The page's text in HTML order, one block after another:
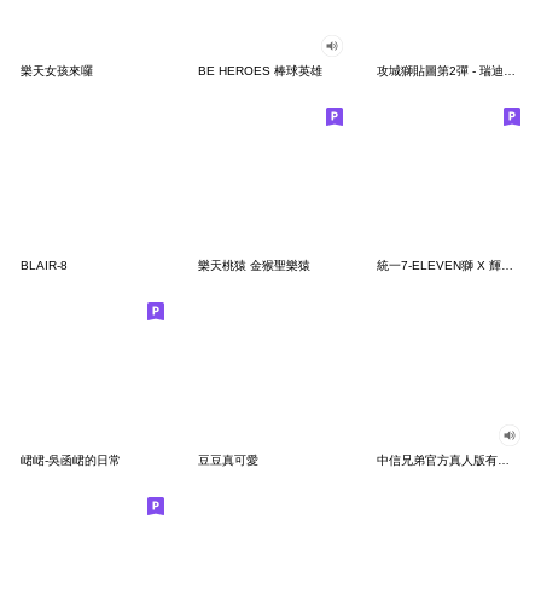
樂天女孩來囉 BE HEROES 棒球英雄
BLAIR-8 樂天桃猿 金猴聖樂猿 統一7-ELEVEN獅 X 輝葉按摩椅聯名款貼圖
峮峮-吳函峮的日常 豆豆真可愛 中信兄弟官方真人版有聲貼圖②